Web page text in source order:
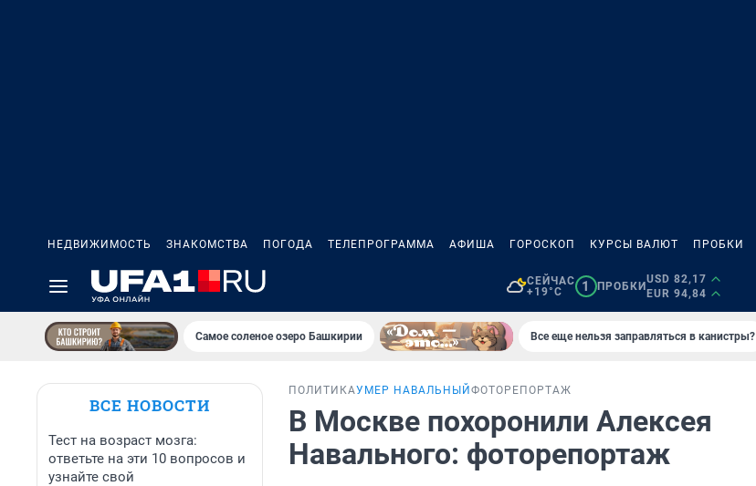
НЕДВИЖИМОСТЬ ЗНАКОМСТВА ПОГОДА ТЕЛЕПРОГРАММА АФИША ГОРОСКОП КУРСЫ ВАЛЮТ ПРОБКИ
СЕЙЧАС
+19°C
1 ПРОБКИ
USD 82,17
EUR 94,84
Самое соленое озеро Башкирии Все еще нельзя заправляться в канистры?
ВСЕ НОВОСТИ
Тест на возраст мозга:
ответьте на эти 10 вопросов и
узнайте свой
ПОЛИТИКАУМЕР НАВАЛЬНЫЙ ФОТОРЕПОРТАЖ
В Москве похоронили Алексея
Навального: фоторепортаж